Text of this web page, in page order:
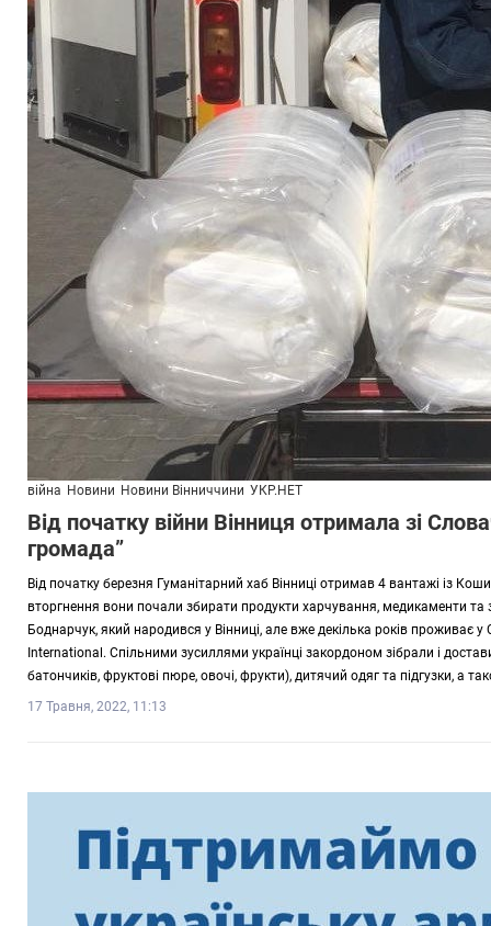
війна Новини Новини Вінниччини УКР.НЕТ
Від початку війни Вінниця отримала зі
громада”
Від початку березня Гуманітарний хаб Вінниці отримав 4 вантажі із
вторгнення вони почали збирати продукти харчування, медикаменти та
Боднарчук, який народився у Вінниці, але вже декілька років
International. Спільними зусиллями українці закордоном зібрали і
батончиків, фруктові пюре, овочі, фрукти), дитячий одяг та підгузки, а
17 Травня, 2022, 11:13